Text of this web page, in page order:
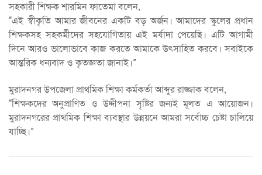
সহকারী শিক্ষক শারমিন ফাতেমা বলেন,
“এই স্বীকৃতি আমার জীবনের একটি বড় অর্জন। আমাদের স্কুলের প্রধান
শিক্ষকসহ সহকর্মীদের সহযোগিতায় এই মর্যাদা পেয়েছি। এটি আগামী
দিনে আরও ভালোভাবে কাজ করতে আমাকে উৎসাহিত করবে। সবাইকে
আন্তরিক ধন্যবাদ ও কৃতজ্ঞতা জানাই।”
মুরাদনগর উপজেলা প্রাথমিক শিক্ষা কর্মকর্তা আব্দুর রাজ্জাক বলেন,
“শিক্ষকদের অনুপ্রাণিত ও উদ্দীপনা সৃষ্টির জন্যই মূলত এ আয়োজন।
মুরাদনগরের প্রাথমিক শিক্ষা ব্যবস্থার উন্নয়নে আমরা সর্বোচ্চ চেষ্টা চালিয়ে
যাচ্ছি।”